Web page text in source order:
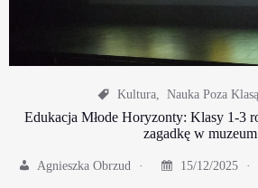
Kultura, Nauka Poza
Edukacja Młode Horyzonty: Klasy 1-3
zagadkę w
Agnieszka Obrzud 15/12/2025